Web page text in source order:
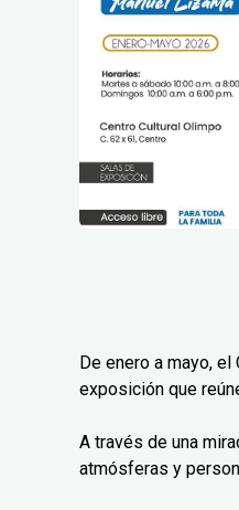
De enero a mayo,
exposición que
A través de una
atmósferas y